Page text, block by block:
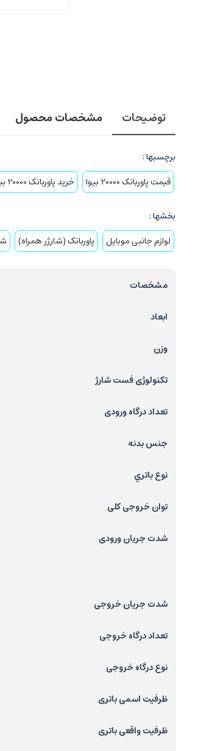
توضیحات مشخصات محصول
برچسبها :
قیمت پاوربانک 20000 بیوا
خرید پاوربانک 20000 بیوا
بخشها :
لوازم جانبی موبایل
پاوربانک (شارژر همراه)
مشخصات
ابعاد
وزن
تکنولوژی فست شارژ
تعداد درگاه ورودی
جنس بدنه
نوع باتري
توان خروجی کلی
شدت جریان ورودی
شدت جریان خروجی
تعداد درگاه خروجی
نوع درگاه خروجی
ظرفیت اسمی باتری
ظرفیت واقعی باتری